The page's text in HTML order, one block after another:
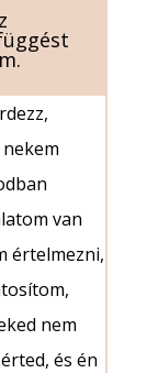
van
értelmezni,
nem
és én